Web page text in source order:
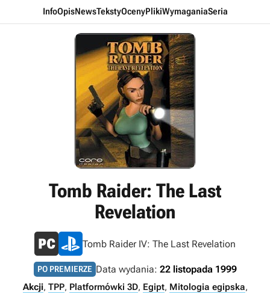
InfoOpisNewsTekstyOcenyPlikiWymaganiaSeria
Tomb Raider: The Last
Revelation
Tomb Raider IV: The Last Revelation
PO PREMIERZE Data wydania: 22 listopada 1999
Akcji, TPP, Platformówki 3D, Egipt, Mitologia egipska,